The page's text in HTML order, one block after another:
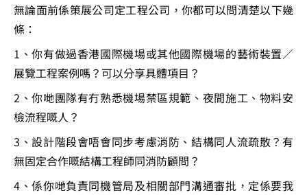
無論面前係策展公司定工程公司，你都可以問清楚以下幾
條：
1、你有做過香港國際機場或其他國際機場的藝術裝置／
展覽工程案例嗎？可以分享具體項目？
2、你哋團隊有冇熟悉機場禁區規範、夜間施工、物料安
檢流程嘅人？
3、設計階段會唔會同步考慮消防、結構同人流疏散？有
無固定合作嘅結構工程師同消防顧問？
4、係你哋負責同機管局及相關部門溝通審批，定係要我